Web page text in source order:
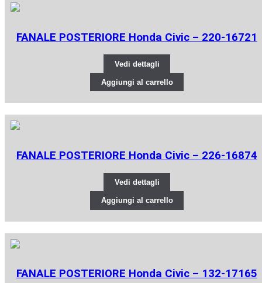
FANALE POSTERIORE Honda Civic – 220-16721
Vedi dettagli
Aggiungi al carrello
FANALE POSTERIORE Honda Civic – 226-16874
Vedi dettagli
Aggiungi al carrello
FANALE POSTERIORE Honda Civic – 132-17165